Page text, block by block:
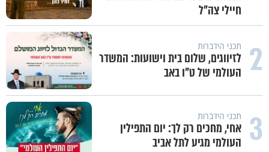
חיילי צה"ל
2 תכני הידברות
לזיווגים, שלום בית וישועות: המשדר
העולמי של ט"ו באב
3 תכני הידברות
אחי, מחכים רק לך: יום התפילין
העולמי מגיע לתל אביב